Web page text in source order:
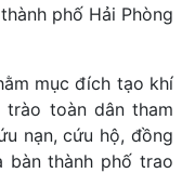
phố Hải Phòng
mục đích tạo khí
toàn dân tham
nạn, cứu hộ, đồng
thành phố trao